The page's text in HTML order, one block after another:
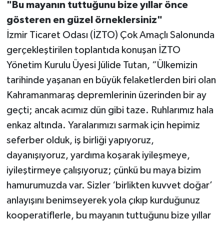
"Bu mayanın tuttuğunu bize yıllar önce
gösteren en güzel örneklersiniz"
İzmir Ticaret Odası (İZTO) Çok Amaçlı Salonunda
gerçekleştirilen toplantıda konuşan İZTO
Yönetim Kurulu Üyesi Jülide Tutan, “Ülkemizin
tarihinde yaşanan en büyük felaketlerden biri olan
Kahramanmaraş depremlerinin üzerinden bir ay
geçti; ancak acımız dün gibi taze. Ruhlarımız hala
enkaz altında. Yaralarımızı sarmak için hepimiz
seferber olduk, iş birliği yapıyoruz,
dayanışıyoruz, yardıma koşarak iyileşmeye,
iyileştirmeye çalışıyoruz; çünkü bu maya bizim
hamurumuzda var. Sizler ‘birlikten kuvvet doğar’
anlayışını benimseyerek yola çıkıp kurduğunuz
kooperatiflerle, bu mayanın tuttuğunu bize yıllar